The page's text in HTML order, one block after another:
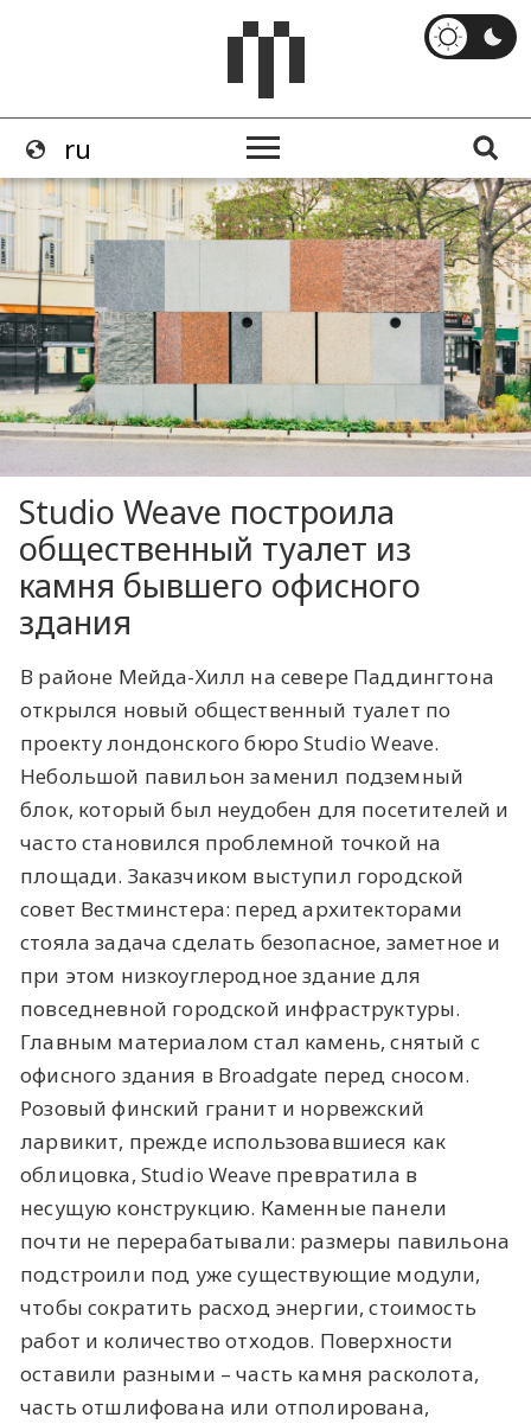
Studio Weave построила
общественный туалет из
камня бывшего офисного
здания
В районе Мейда-Хилл на севере Паддингтона
открылся новый общественный туалет по
проекту лондонского бюро Studio Weave.
Небольшой павильон заменил подземный
блок, который был неудобен для посетителей и
часто становился проблемной точкой на
площади. Заказчиком выступил городской
совет Вестминстера: перед архитекторами
стояла задача сделать безопасное, заметное и
при этом низкоуглеродное здание для
повседневной городской инфраструктуры.
Главным материалом стал камень, снятый с
офисного здания в Broadgate перед сносом.
Розовый финский гранит и норвежский
ларвикит, прежде использовавшиеся как
облицовка, Studio Weave превратила в
несущую конструкцию. Каменные панели
почти не перерабатывали: размеры павильона
подстроили под уже существующие модули,
чтобы сократить расход энергии, стоимость
работ и количество отходов. Поверхности
оставили разными – часть камня расколота,
часть отшлифована или отполирована,